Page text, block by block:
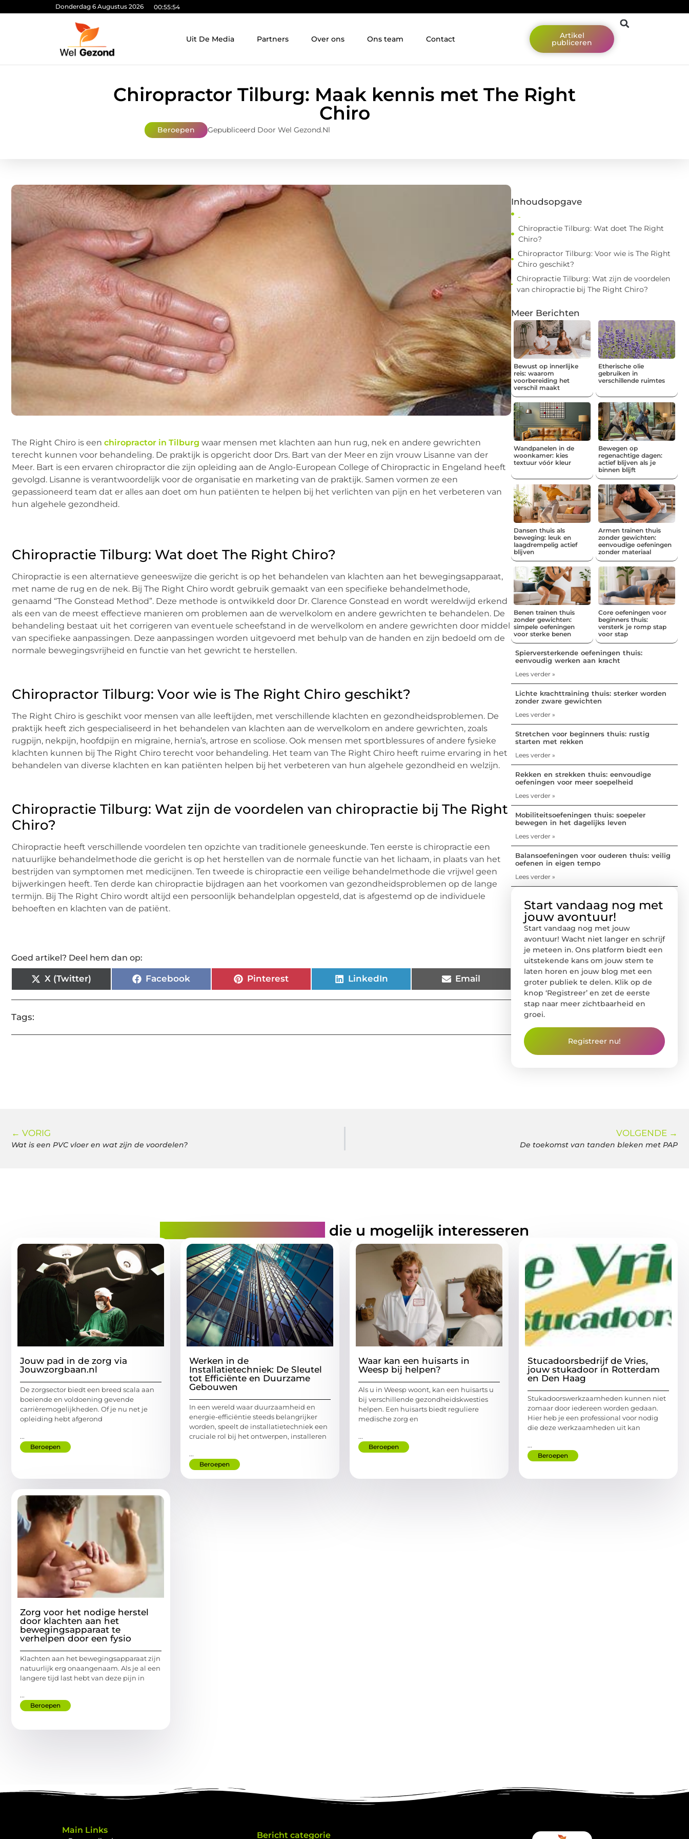
Donderdag 6 Augustus 2026 00:55:55
Uit De Media Partners Over ons Ons team Contact Artikel
publiceren
Chiropractor Tilburg: Maak kennis met The Right
Chiro
Beroepen Gepubliceerd Door Wel Gezond.nl
The Right Chiro is een chiropractor in Tilburg waar mensen met klachten aan hun rug, nek en andere gewrichten
terecht kunnen voor behandeling. De praktijk is opgericht door Drs. Bart van der Meer en zijn vrouw Lisanne van der
Meer. Bart is een ervaren chiropractor die zijn opleiding aan de Anglo-European College of Chiropractic in Engeland heeft
gevolgd. Lisanne is verantwoordelijk voor de organisatie en marketing van de praktijk. Samen vormen ze een
gepassioneerd team dat er alles aan doet om hun patiënten te helpen bij het verlichten van pijn en het verbeteren van
hun algehele gezondheid.
Chiropractie Tilburg: Wat doet The Right Chiro?
Chiropractie is een alternatieve geneeswijze die gericht is op het behandelen van klachten aan het bewegingsapparaat,
met name de rug en de nek. Bij The Right Chiro wordt gebruik gemaakt van een specifieke behandelmethode,
genaamd “The Gonstead Method”. Deze methode is ontwikkeld door Dr. Clarence Gonstead en wordt wereldwijd erkend
als een van de meest effectieve manieren om problemen aan de wervelkolom en andere gewrichten te behandelen. De
behandeling bestaat uit het corrigeren van eventuele scheefstand in de wervelkolom en andere gewrichten door middel
van specifieke aanpassingen. Deze aanpassingen worden uitgevoerd met behulp van de handen en zijn bedoeld om de
normale bewegingsvrijheid en functie van het gewricht te herstellen.
Chiropractor Tilburg: Voor wie is The Right Chiro geschikt?
The Right Chiro is geschikt voor mensen van alle leeftijden, met verschillende klachten en gezondheidsproblemen. De
praktijk heeft zich gespecialiseerd in het behandelen van klachten aan de wervelkolom en andere gewrichten, zoals
rugpijn, nekpijn, hoofdpijn en migraine, hernia’s, artrose en scoliose. Ook mensen met sportblessures of andere fysieke
klachten kunnen bij The Right Chiro terecht voor behandeling. Het team van The Right Chiro heeft ruime ervaring in het
behandelen van diverse klachten en kan patiënten helpen bij het verbeteren van hun algehele gezondheid en welzijn.
Chiropractie Tilburg: Wat zijn de voordelen van chiropractie bij The Right
Chiro?
Chiropractie heeft verschillende voordelen ten opzichte van traditionele geneeskunde. Ten eerste is chiropractie een
natuurlijke behandelmethode die gericht is op het herstellen van de normale functie van het lichaam, in plaats van het
bestrijden van symptomen met medicijnen. Ten tweede is chiropractie een veilige behandelmethode die vrijwel geen
bijwerkingen heeft. Ten derde kan chiropractie bijdragen aan het voorkomen van gezondheidsproblemen op de lange
termijn. Bij The Right Chiro wordt altijd een persoonlijk behandelplan opgesteld, dat is afgestemd op de individuele
behoeften en klachten van de patiënt.
Goed artikel? Deel hem dan op:
X (Twitter) Facebook Pinterest LinkedIn Email
Tags:
Inhoudsopgave
Chiropractie Tilburg: Wat doet The Right
Chiro?
Chiropractor Tilburg: Voor wie is The Right
Chiro geschikt?
Chiropractie Tilburg: Wat zijn de voordelen
van chiropractie bij The Right Chiro?
Meer Berichten
Bewust op innerlijke
reis: waarom
voorbereiding het
verschil maakt
Etherische olie
gebruiken in
verschillende ruimtes
Wandpanelen in de
woonkamer: kies
textuur vóór kleur
Bewegen op
regenachtige dagen:
actief blijven als je
binnen blijft
Dansen thuis als
beweging: leuk en
laagdrempelig actief
blijven
Armen trainen thuis
zonder gewichten:
eenvoudige oefeningen
zonder materiaal
Benen trainen thuis
zonder gewichten:
simpele oefeningen
voor sterke benen
Core oefeningen voor
beginners thuis:
versterk je romp stap
voor stap
Spierversterkende oefeningen thuis:
eenvoudig werken aan kracht
Lees verder »
Lichte krachttraining thuis: sterker worden
zonder zware gewichten
Lees verder »
Stretchen voor beginners thuis: rustig
starten met rekken
Lees verder »
Rekken en strekken thuis: eenvoudige
oefeningen voor meer soepelheid
Lees verder »
Mobiliteitsoefeningen thuis: soepeler
bewegen in het dagelijks leven
Lees verder »
Balansoefeningen voor ouderen thuis: veilig
oefenen in eigen tempo
Lees verder »
Start vandaag nog met
jouw avontuur!
Start vandaag nog met jouw
avontuur! Wacht niet langer en schrijf
je meteen in. Ons platform biedt een
uitstekende kans om jouw stem te
laten horen en jouw blog met een
groter publiek te delen. Klik op de
knop ‘Registreer’ en zet de eerste
stap naar meer zichtbaarheid en
groei.
Registreer nu!
← VORIG
Wat is een PVC vloer en wat zijn de voordelen?
VOLGENDE →
De toekomst van tanden bleken met PAP
die u mogelijk interesseren
Jouw pad in de zorg via
Jouwzorgbaan.nl
De zorgsector biedt een breed scala aan
boeiende en voldoening gevende
carrièremogelijkheden. Of je nu net je
opleiding hebt afgerond
...
Beroepen
Werken in de
Installatietechniek: De Sleutel
tot Efficiënte en Duurzame
Gebouwen
In een wereld waar duurzaamheid en
energie-efficiëntie steeds belangrijker
worden, speelt de installatietechniek een
cruciale rol bij het ontwerpen, installeren
...
Beroepen
Waar kan een huisarts in
Weesp bij helpen?
Als u in Weesp woont, kan een huisarts u
bij verschillende gezondheidskwesties
helpen. Een huisarts biedt reguliere
medische zorg en
...
Beroepen
Stucadoorsbedrijf de Vries,
jouw stukadoor in Rotterdam
en Den Haag
Stukadoorswerkzaamheden kunnen niet
zomaar door iedereen worden gedaan.
Hier heb je een professional voor nodig
die deze werkzaamheden uit kan
...
Beroepen
Zorg voor het nodige herstel
door klachten aan het
bewegingsapparaat te
verhelpen door een fysio
Klachten aan het bewegingsapparaat zijn
natuurlijk erg onaangenaam. Als je al een
langere tijd last hebt van deze pijn in
...
Beroepen
Main Links
Bericht categorie